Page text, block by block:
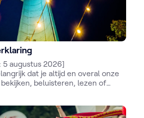
augustus 2026]
dat je altijd en overal onze
beluisteren, lezen of
onze onlinediensten, zoals